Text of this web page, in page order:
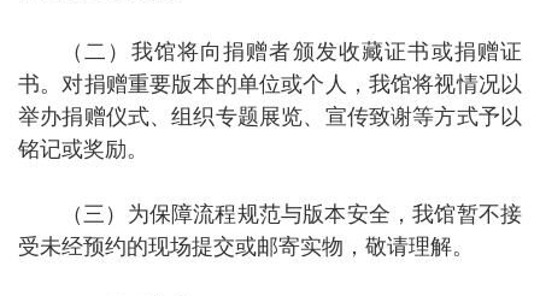
（二 ）我馆将向捐赠者颁发收藏证书或捐赠证
书。对捐赠重要版本的单位或个人，我馆将视情况以
举办捐赠仪式、组织专题展览、 宣传致谢等方式予以
铭记或奖励。
（三 ）为保障流程规范与版本安全，我馆暂不接
受未经预约的现场提交或邮寄实物，敬请理解。